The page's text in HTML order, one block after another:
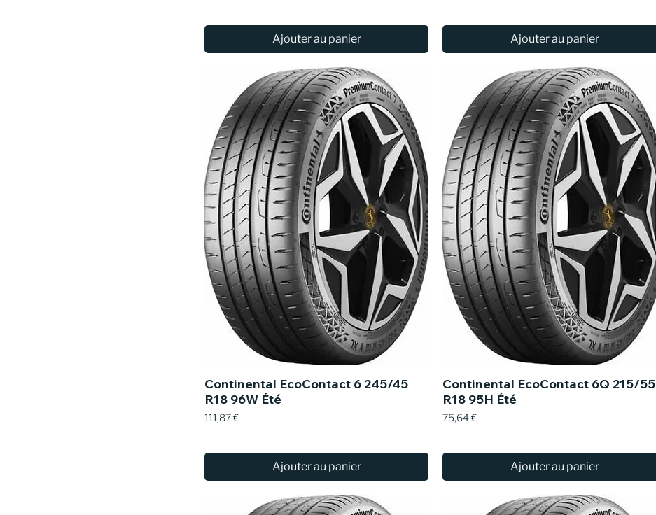
Ajouter au panier Ajouter au panier
Continental EcoContact 6 245/45
R18 96W Été
Prix
111,87 €
Ajouter au panier
Continental EcoContact 6Q 215/55
R18 95H Été
Prix
75,64 €
Ajouter au panier